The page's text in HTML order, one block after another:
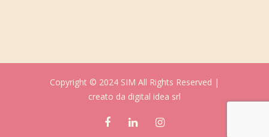
Copyright © 2024 SIM All Rights Reserved |
creato da digital idea srl